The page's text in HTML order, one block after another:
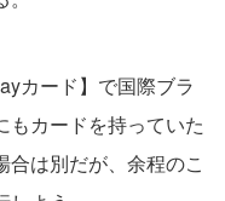
カード】で国際ブラ
もカードを持っていた
合は別だが、余程のこ